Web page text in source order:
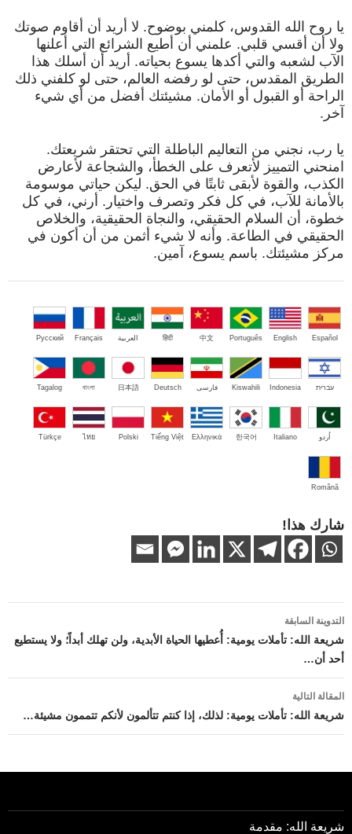
يا روح الله القدوس، كلمني بوضوح. لا أريد أن أقاوم صوتك
ولا أن أقسي قلبي. علمني أن أطيع الشرائع التي أعلنها
الآب لشعبه والتي أكدها يسوع بحياته. أريد أن أسلك هذا
الطريق المقدس، حتى لو رفضه العالم، حتى لو كلفني ذلك
الراحة أو القبول أو الأمان. مشيئتك أفضل من أي شيء
آخر.
يا رب، نجني من التعاليم الباطلة التي تحتقر شريعتك.
امنحني التمييز لأتعرف على الخطأ، والشجاعة لأعارض
الكذب، والقوة لأبقى ثابتًا في الحق. ليكن حياتي موسومة
بالأمانة للآب، في كل فكر وتصرف واختيار. أرني، في كل
خطوة، أن السلام الحقيقي، والنجاة الحقيقية، والخلاص
الحقيقي في الطاعة. وأنه لا شيء أثمن من أن أكون في
مركز مشيئتك. باسم يسوع، آمين.
Español
English
Português
中文
हिंदी العربية Français
Русский
עברית Indonesia
Kiswahili فارسی Deutsch
日本語
বাংলা
Tagalog
اُردو Italiano
한국어
Ελληνικά
Tiếng Việt
Polski
ไทย
Türkçe
Română
شارك هذا!
تصفّح
المقالات
التدوينة السابقة
شريعة الله: تأملات يومية: أُعطيها الحياة الأبدية، ولن تهلك أبداً؛ ولا يستطيع
أحد أن…
المقالة التالية
شريعة الله: تأملات يومية: لذلك، إذا كنتم تتألمون لأنكم تتممون مشيئة…
شريعة الله: مقدمة